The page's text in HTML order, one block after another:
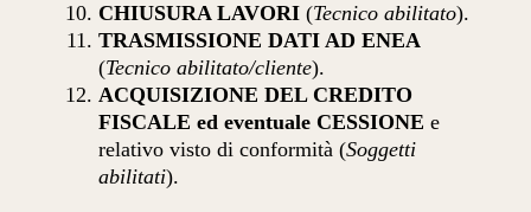
CHIUSURA LAVORI (Tecnico abilitato).
TRASMISSIONE DATI AD ENEA
(Tecnico abilitato/cliente).
ACQUISIZIONE DEL CREDITO
FISCALE ed eventuale CESSIONEe
relativo visto di conformità (Soggetti
abilitati).